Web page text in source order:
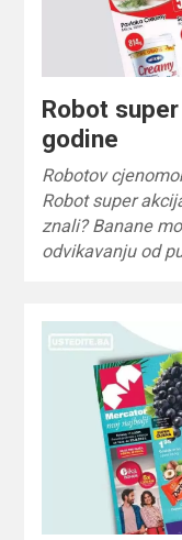
Robot
godine
Robotov
Robot super
znali? Banane
odvikavanju od